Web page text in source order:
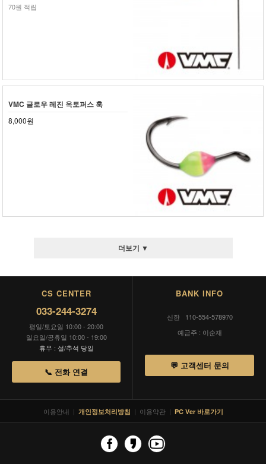
70원 적립
VMC 글로우 레진 옥토퍼스 훅
8,000원
더보기 ▼
CS CENTER
033-244-3274
평일/토요일 10:00 - 20:00
일요일/공휴일 10:00 - 19:00
휴무 : 설/추석 당일
📞 전화 연결
BANK INFO
신한 110-554-578970
예금주 : 이순재
💬 고객센터 문의
이용안내 | 개인정보처리방침 | 이용약관 | PC Ver 바로가기